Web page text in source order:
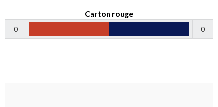
Carton rouge
0 0